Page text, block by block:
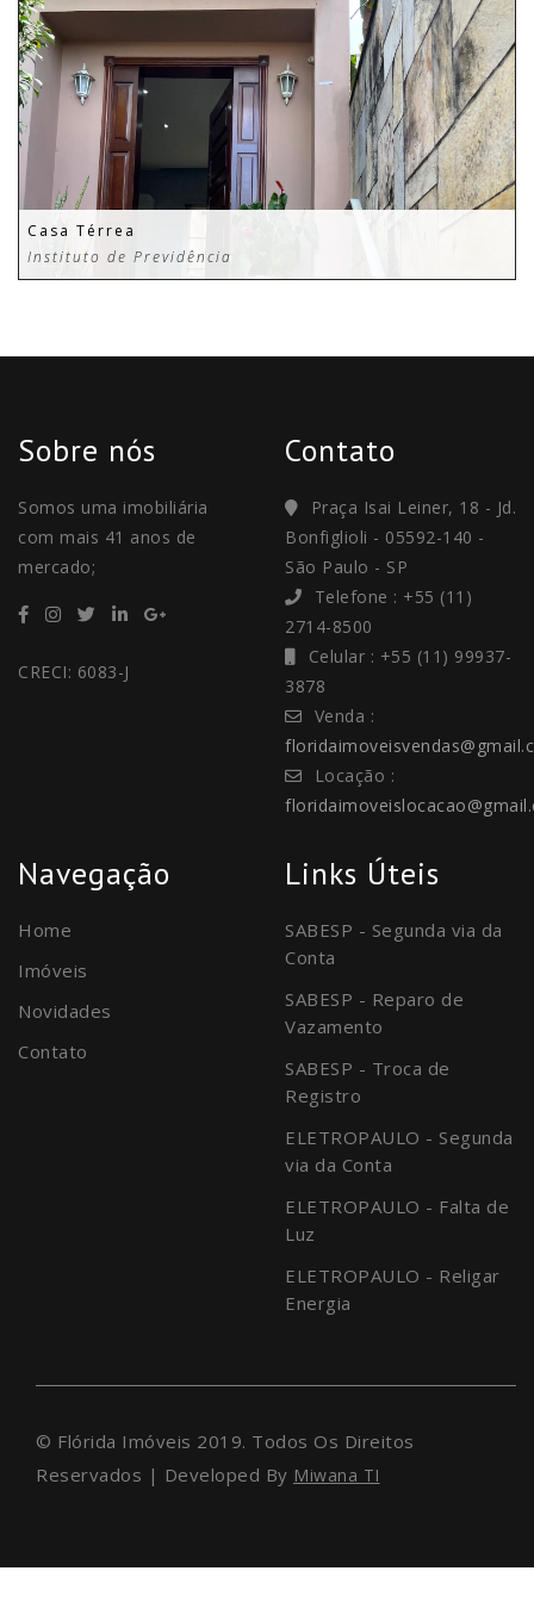
Casa Térrea
Instituto de Previdência
Sobre nós
Somos uma imobiliária
com mais 41 anos de
mercado;
CRECI: 6083-J
Contato
Praça Isai Leiner, 18 - Jd.
Bonfiglioli - 05592-140 -
São Paulo - SP
Telefone : +55 (11)
2714-8500
Celular : +55 (11) 99937-
3878
Venda :
Locação :
Navegação
Home
Imóveis
Novidades
Contato
Links Úteis
SABESP - Segunda via da
Conta
SABESP - Reparo de
Vazamento
SABESP - Troca de
Registro
ELETROPAULO - Segunda
via da Conta
ELETROPAULO - Falta de
Luz
ELETROPAULO - Religar
Energia
© Flórida Imóveis 2019. Todos Os Direitos
Reservados | Developed By Miwana TI